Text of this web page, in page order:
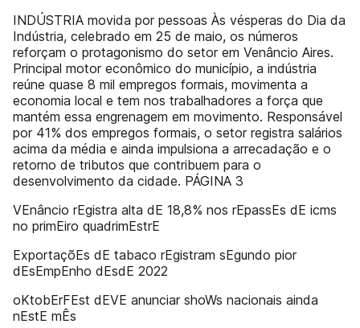
INDÚSTRIA movida por pessoas Às vésperas do Dia da
Indústria, celebrado em 25 de maio, os números
reforçam o protagonismo do setor em Venâncio Aires.
Principal motor econômico do município, a indústria
reúne quase 8 mil empregos formais, movimenta a
economia local e tem nos trabalhadores a força que
mantém essa engrenagem em movimento. Responsável
por 41% dos empregos formais, o setor registra salários
acima da média e ainda impulsiona a arrecadação e o
retorno de tributos que contribuem para o
desenvolvimento da cidade. PÁGINA 3
VEnâncio rEgistra alta dE 18,8% nos rEpassEs dE icms
no primEiro quadrimEstrE
ExportaçõEs dE tabaco rEgistram sEgundo pior
dEsEmpEnho dEsdE 2022
oKtobErFEst dEVE anunciar shoWs nacionais ainda
nEstE mÊs